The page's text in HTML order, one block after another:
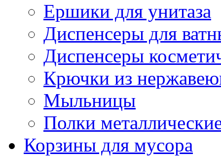
Ершики для унитаза
Диспенсеры для
Диспенсеры
Крючки из
Мыльницы
Полки
Корзины для мусора